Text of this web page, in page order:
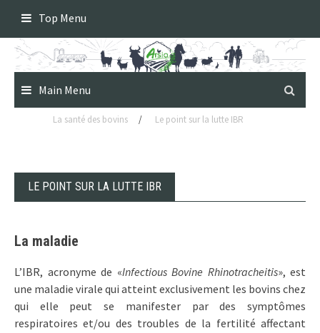
content
Top Menu
Main Menu
La santé des bovins / Le point sur la lutte IBR
LE POINT SUR LA LUTTE IBR
La maladie
L’IBR, acronyme de «Infectious Bovine Rhinotracheitis», est
une maladie virale qui atteint exclusivement les bovins chez
qui elle peut se manifester par des symptômes
respiratoires et/ou des troubles de la fertilité affectant